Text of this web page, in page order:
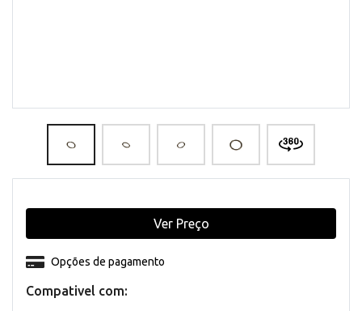
Compativel com:
Opções de pagamento
Ver Preço